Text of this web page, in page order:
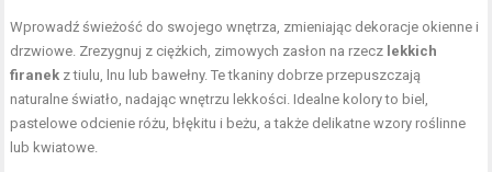
Wprowadź świeżość do swojego wnętrza, zmieniając dekoracje okienne i
drzwiowe. Zrezygnuj z ciężkich, zimowych zasłon na rzecz lekkich
firanek z tiulu, lnu lub bawełny. Te tkaniny dobrze przepuszczają
naturalne światło, nadając wnętrzu lekkości. Idealne kolory to biel,
pastelowe odcienie różu, błękitu i beżu, a także delikatne wzory roślinne
lub kwiatowe.